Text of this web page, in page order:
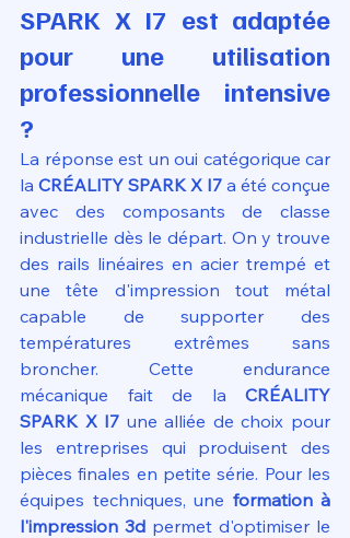
SPARK X I7 est adaptée
pour une utilisation
professionnelle intensive
?
La réponse est un oui catégorique car
la CRÉALITY SPARK X I7 a été conçue
avec des composants de classe
industrielle dès le départ. On y trouve
des rails linéaires en acier trempé et
une tête d'impression tout métal
capable de supporter des
températures extrêmes sans
broncher. Cette endurance
mécanique fait de la CRÉALITY
SPARK X I7 une alliée de choix pour
les entreprises qui produisent des
pièces finales en petite série. Pour les
équipes techniques, une formation à
l'impression 3d permet d'optimiser le